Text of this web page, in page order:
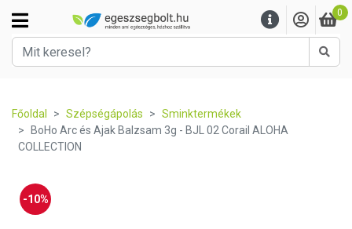
0
Főoldal Szépségápolás
Sminktermékek
BoHo Arc és Ajak Balzsam 3g - BJL 02 Corail ALOHA
COLLECTION
-10%